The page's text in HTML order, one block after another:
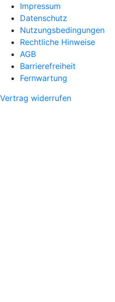
Impressum
Datenschutz
Nutzungsbedingungen
Rechtliche Hinweise
AGB
Barrierefreiheit
Fernwartung
Vertrag widerrufen